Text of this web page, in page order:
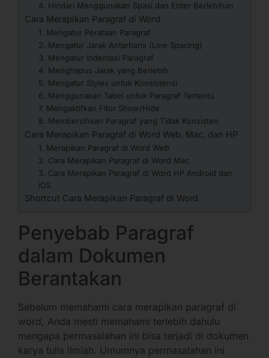
4. Hindari Menggunakan Spasi dan Enter Berlebihan
Cara Merapikan Paragraf di Word
1. Mengatur Perataan Paragraf
2. Mengatur Jarak Antarbaris (Line Spacing)
3. Mengatur Indentasi Paragraf
4. Menghapus Jarak yang Berlebih
5. Mengatur Styles untuk Konsistensi
6. Menggunakan Tabel untuk Paragraf Tertentu
7. Mengaktifkan Fitur Show/Hide
8. Membersihkan Paragraf yang Tidak Konsisten
Cara Merapikan Paragraf di Word Web, Mac, dan HP
1. Merapikan Paragraf di Word Web
2. Cara Merapikan Paragraf di Word Mac
3. Cara Merapikan Paragraf di Word HP Android dan
iOS
Shortcut Cara Merapikan Paragraf di Word
Penyebab Paragraf
dalam Dokumen
Berantakan
Sebelum memahami cara merapikan paragraf di
word, Anda mesti memahami terlebih dahulu
mengapa permasalahan ini bisa terjadi di dokumen
karya tulis ilmiah. Umumnya permasalahan ini